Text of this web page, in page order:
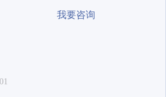
我要咨询